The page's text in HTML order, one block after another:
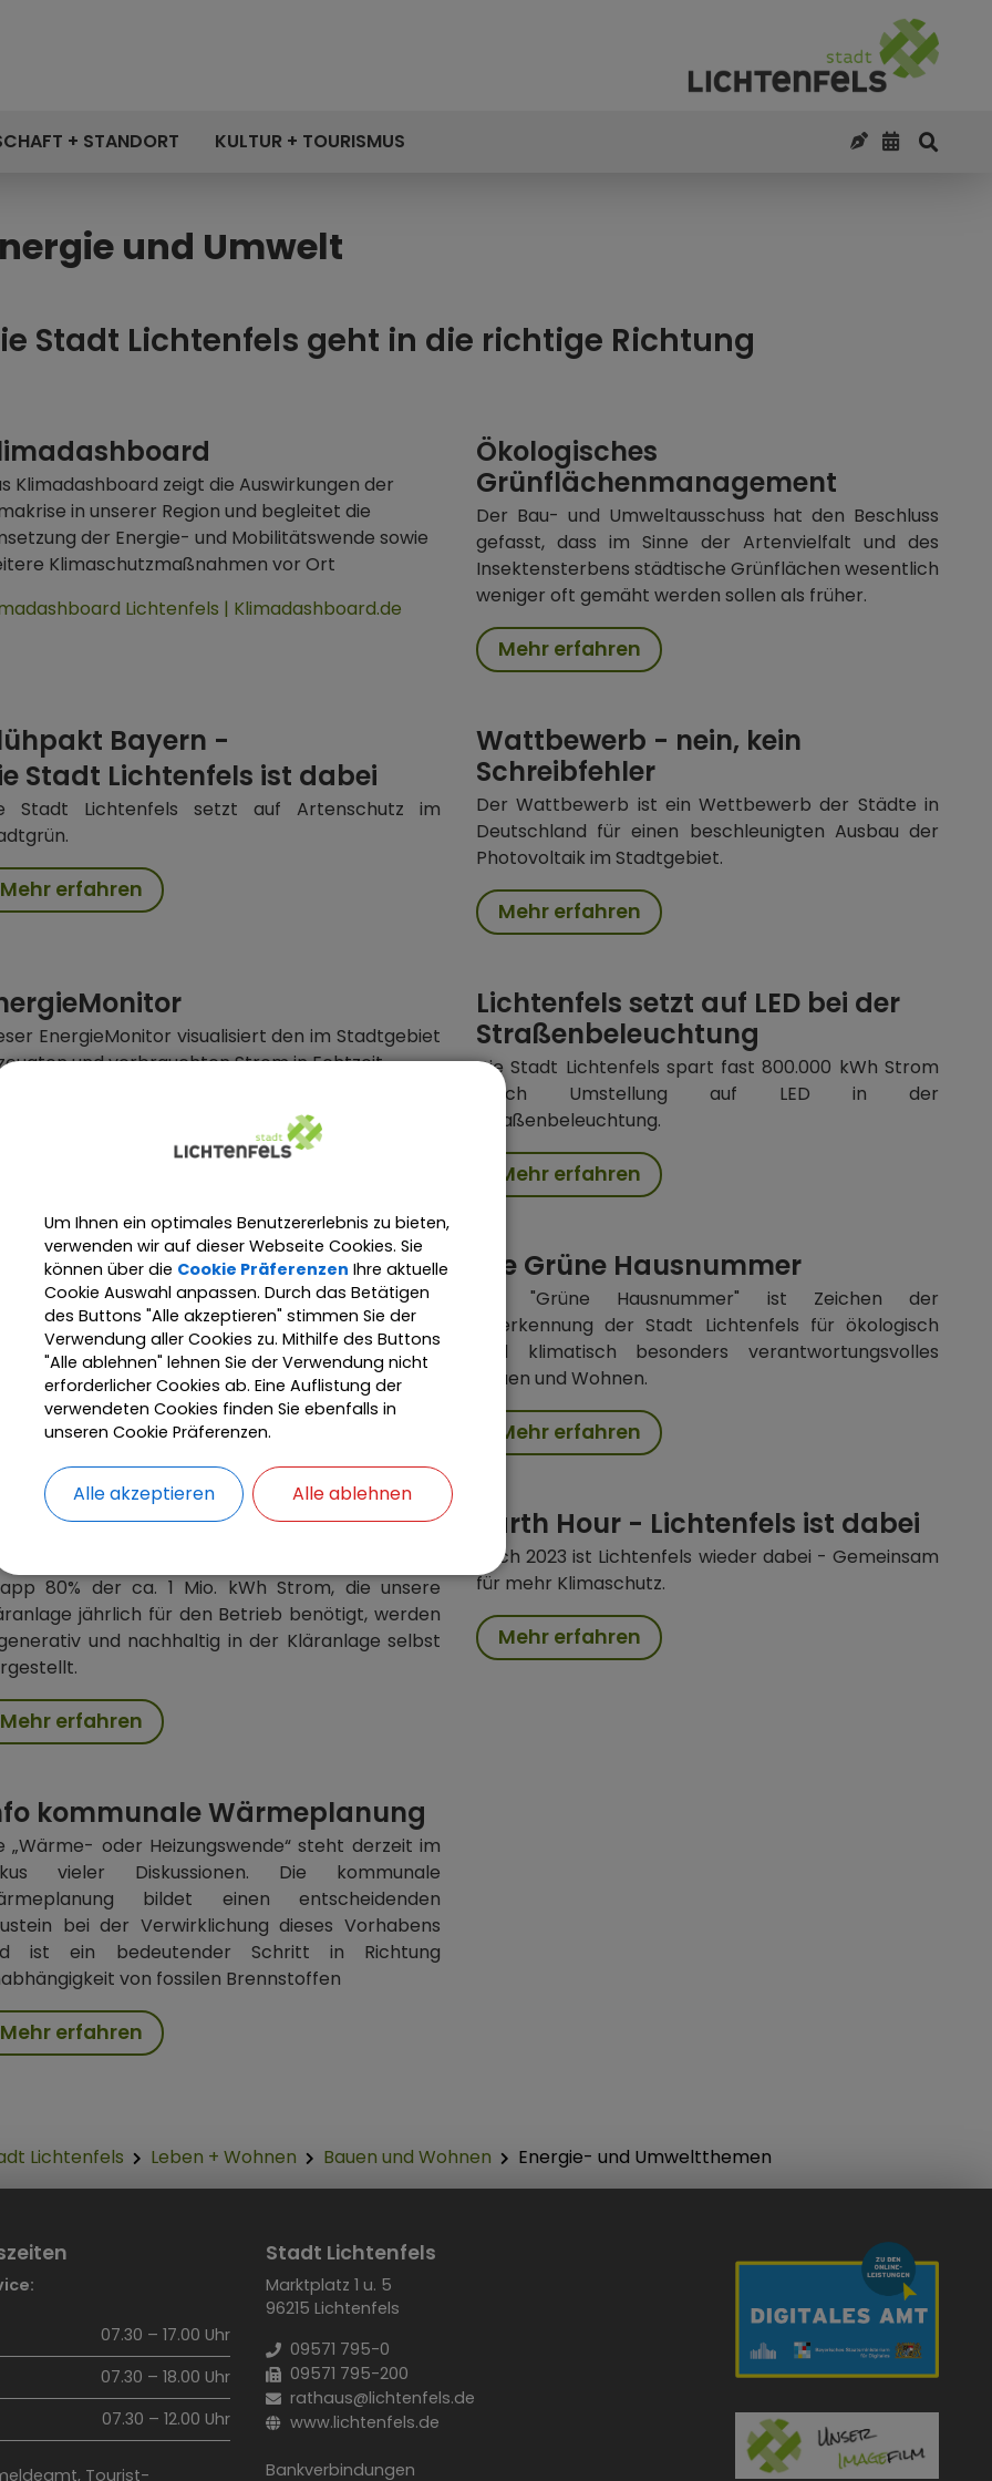
+ STANDORT KULTUR + TOURISMUS
Lichtenfels Leben + Wohnen Bauen und Wohnen Energie- und Umweltthemen
und Umwelt
Stadt Lichtenfels geht in die richtige Richtung
Klimadashboard zeigt die Auswirkungen der
in unserer Region und begleitet die
der Energie- und Mobilitätswende sowie
Klimaschutzmaßnahmen vor Ort
Lichtenfels | Klimadashboard.de
Ökologisches
Grünflächenmanagement
Der Bau- und Umweltausschuss hat den Beschluss
gefasst, dass im Sinne der Artenvielfalt und des
Insektensterbens städtische Grünflächen wesentlich
weniger oft gemäht werden sollen als früher.
Mehr erfahren
Bayern -
Stadt Lichtenfels ist dabei
Stadt Lichtenfels setzt auf Artenschutz im
Mehr erfahren
Wattbewerb - nein, kein
Schreibfehler
Der Wattbewerb ist ein Wettbewerb der Städte in
Deutschland für einen beschleunigten Ausbau der
Photovoltaik im Stadtgebiet.
Mehr erfahren
EnergieMonitor visualisiert den im Stadtgebiet
und verbrauchten Strom in Echtzeit .
Lichtenfels setzt auf LED bei der
Straßenbeleuchtung
Die Stadt Lichtenfels spart fast 800.000 kWh Strom
durch Umstellung auf LED in der
Straßenbeleuchtung.
Mehr erfahren
investiert in klimaschützende Projekte
den Klimaprojektfonds.
Mehr erfahren
Die Grüne Hausnummer
Die "Grüne Hausnummer" ist Zeichen der
Anerkennung der Stadt Lichtenfels für ökologisch
und klimatisch besonders verantwortungsvolles
Bauen und Wohnen.
Mehr erfahren
dem Weg zur
Kläranlage
80% der ca. 1 Mio. kWh Strom, die unsere
jährlich für den Betrieb benötigt, werden
und nachhaltig in der Kläranlage selbst
Mehr erfahren
Earth Hour - Lichtenfels ist dabei
Auch 2023 ist Lichtenfels wieder dabei - Gemeinsam
für mehr Klimaschutz.
Mehr erfahren
kommunale Wärmeplanung
„Wärme- oder Heizungswende“ steht derzeit im
vieler Diskussionen. Die kommunale
bildet einen entscheidenden
bei der Verwirklichung dieses Vorhabens
ist ein bedeutender Schritt in Richtung
von fossilen Brennstoffen
Mehr erfahren
07.30 – 17.00 Uhr
07.30 – 18.00 Uhr
07.30 – 12.00 Uhr
Tourist-
Stadt Lichtenfels
Marktplatz 1 u. 5
96215 Lichtenfels
09571 795-0
09571 795-200
rathaus@lichtenfels.de
www.lichtenfels.de
Bankverbindungen
Um Ihnen ein optimales Benutzererlebnis zu bieten,
verwenden wir auf dieser Webseite Cookies. Sie
können über die Cookie Präferenzen Ihre aktuelle
Cookie Auswahl anpassen. Durch das Betätigen
des Buttons "Alle akzeptieren" stimmen Sie der
Verwendung aller Cookies zu. Mithilfe des Buttons
"Alle ablehnen" lehnen Sie der Verwendung nicht
erforderlicher Cookies ab. Eine Auflistung der
verwendeten Cookies finden Sie ebenfalls in
unseren Cookie Präferenzen.
Alle akzeptieren Alle ablehnen